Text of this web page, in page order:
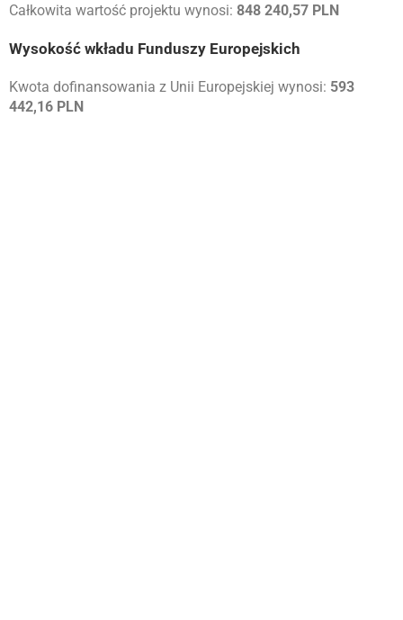
Całkowita wartość projektu wynosi: 848 240,57 PLN
Wysokość wkładu Funduszy Europejskich
Kwota dofinansowania z Unii Europejskiej wynosi: 593
442,16 PLN